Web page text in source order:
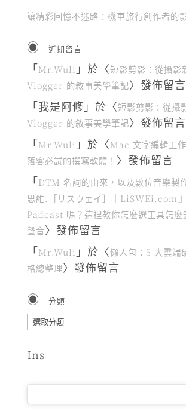
讓精彩回憶不迷路：機車旅行創作者的
近期留言
「Mr.Wuli 」於〈短影剪影：從攝影
Vlogger 的敘事美學筆記〉發佈留言
「我是阿修 」於〈短影剪影：從攝
Vlogger 的敘事美學筆記〉發佈留言
「Mr.Wuli 」於〈Mac 文字編輯工
落客必試的撰寫軟體！ 〉發佈留言
「DTM 名詞的由來，以及數位音樂製
思維.［リスウェイ］｜LiSWEi.com
Padcast 嗎？這裡教你怎麼選工具怎麼
聲音〉發佈留言
「Mr.Wuli 」於〈懶人包：5 大雲端
格總整理〉發佈留言
分類
分
Ins